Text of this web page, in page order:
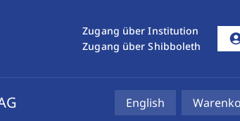
Zugang über Institution
Zugang über Shibboleth
English